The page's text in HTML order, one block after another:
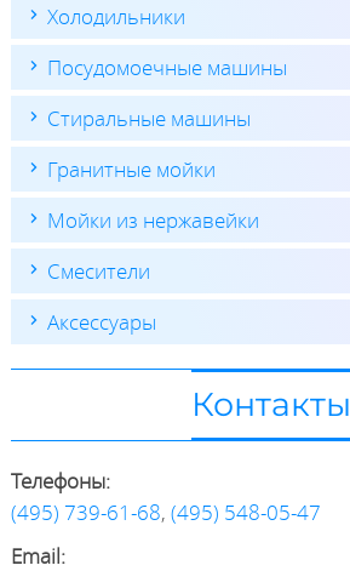
Холодильники
Посудомоечные машины
Стиральные машины
Гранитные мойки
Мойки из нержавейки
Смесители
Аксессуары
Контакты
Телефоны:
(495) 739-61-68, (495) 548-05-47
Email: